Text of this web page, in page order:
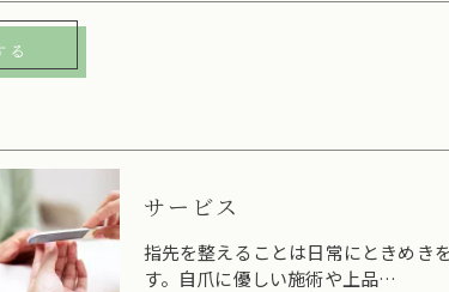
サービス
指先を整えることは日常にときめき
す。自爪に優しい施術や上品…